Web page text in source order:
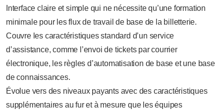
Interface claire et simple qui ne nécessite qu’une formation
minimale pour les flux de travail de base de la billetterie.
Couvre les caractéristiques standard d’un service
d’assistance, comme l’envoi de tickets par courrier
électronique, les règles d’automatisation de base et une base
de connaissances.
Évolue vers des niveaux payants avec des caractéristiques
supplémentaires au fur et à mesure que les équipes